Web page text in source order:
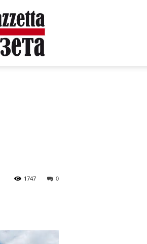
0
1747